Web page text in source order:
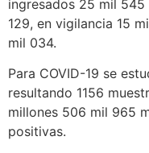
ingresados 25 mil
129, en vigilancia 15
mil 034.
Para COVID-19 se
resultando 1156
millones 506 mil 965
positivas.